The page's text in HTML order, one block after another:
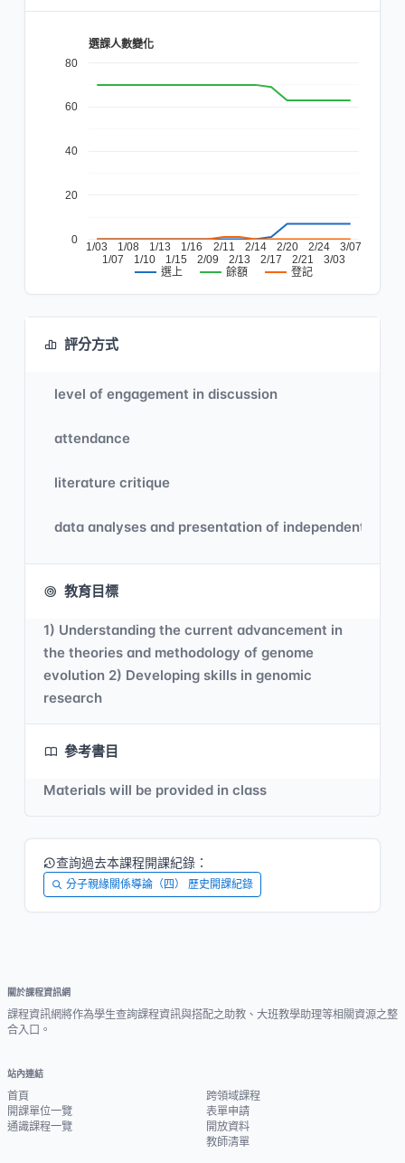
選課人數變化
選上 餘額 登記
1/03
1/07
1/08
1/10
1/13
1/15
1/16
2/09
2/11
2/13
2/14
2/17
2/20
2/21
2/24
3/03
3/07
0
20
40
60
80
評分方式
level of engagement in discussion
attendance
literature critique
data analyses and presentation of independent
教育目標
1) Understanding the current advancement in
the theories and methodology of genome
evolution 2) Developing skills in genomic
research
參考書目
Materials will be provided in class
查詢過去本課程開課紀錄：
分子親緣關係導論（四） 歷史開課紀錄
關於課程資訊網
課程資訊網將作為學生查詢課程資訊與搭配之助教、大班教學助理等相關資源之整
合入口。
站內連結
首頁
開課單位一覽
通識課程一覽
跨領域課程
表單申請
開放資料
教師清單